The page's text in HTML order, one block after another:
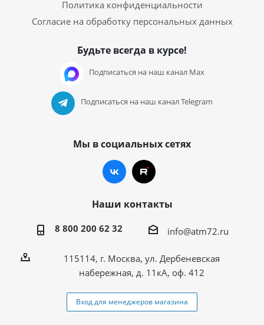
Политика конфиденциальности
Согласие на обработку персональных данных
Будьте всегда в курсе!
Подписаться на наш канал Max
Подписаться на наш канал Telegram
Мы в социальных сетях
Наши контакты
8 800 200 62 32 info@atm72.ru
115114, г. Москва, ул. Дербеневская
набережная, д. 11кА, оф. 412
Вход для менеджеров магазина